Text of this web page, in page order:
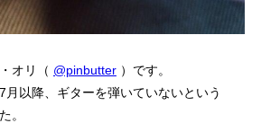
オリ（ @pinbutter）です。
以降、ギターを弾いていないという
。